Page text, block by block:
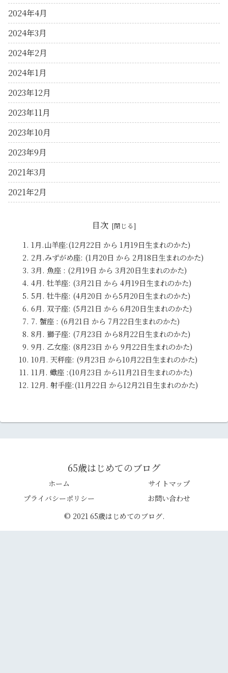
2024年4月
2024年3月
2024年2月
2024年1月
2023年12月
2023年11月
2023年10月
2023年9月
2021年3月
2021年2月
目次
1月.山羊座:(12月22日 から 1月19日生まれのかた)
2月.みずがめ座: (1月20日 から 2月18日生まれのかた)
3月. 魚座 : (2月19日 から 3月20日生まれのかた)
4月. 牡羊座: (3月21日 から 4月19日生まれのかた)
5月. 牡牛座: (4月20日 から5月20日生まれのかた)
6月. 双子座: (5月21日 から 6月20日生まれのかた)
7. 蟹座 : (6月21日 から 7月22日生まれのかた)
8月. 獅子座: (7月23日 から8月22日生まれのかた)
9月. 乙女座: (8月23日 から 9月22日生まれのかた)
10月. 天秤座: (9月23日 から10月22日生まれのかた)
11月. 蠍座 :(10月23日 から11月21日生まれのかた)
12月. 射手座:(11月22日 から12月21日生まれのかた)
65歳はじめてのブログ
ホーム
サイトマップ
プライバシーポリシー
お問い合わせ
© 2021 65歳はじめてのブログ.